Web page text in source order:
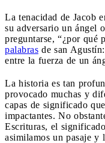
La tenacidad de Jacob
su adversario un ángel
preguntarse, “¿por qué
palabras de san
entre la fuerza de un
La historia es tan
provocado muchas y
capas de significado
impactantes. No
Escrituras, el
asimilamos un pasaje y